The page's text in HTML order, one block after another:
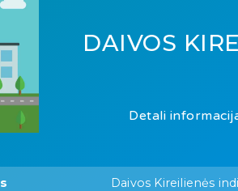
DAIVOS
Detali
Daivos Kireilienės